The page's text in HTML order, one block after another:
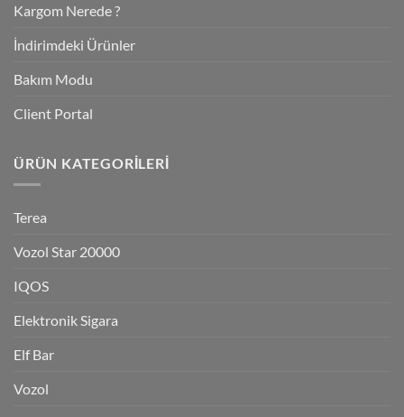
Kargom Nerede ?
İndirimdeki Ürünler
Bakım Modu
Client Portal
ÜRÜN KATEGORILERI
Terea
Vozol Star 20000
IQOS
Elektronik Sigara
Elf Bar
Vozol